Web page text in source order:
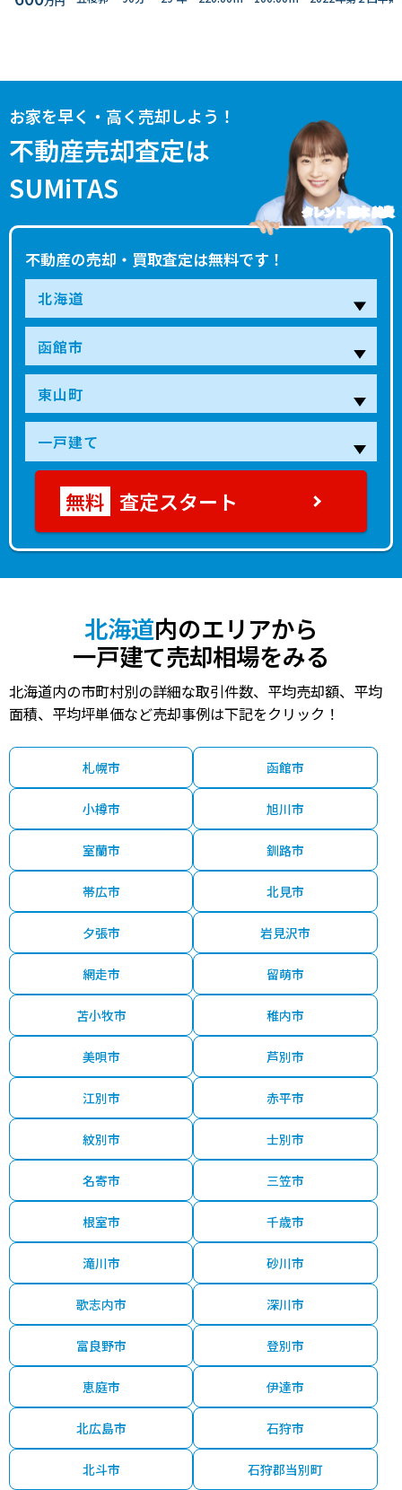
お家を早く・高く売却しよう！
不動産売却査定は
SUMiTAS
不動産の売却・買取査定は無料です！
タレント 藤本 美貴
査定スタート
北海道内のエリアから
一戸建て売却相場をみる
北海道内の市町村別の詳細な取引件数、平均売却額、平均
面積、平均坪単価など売却事例は下記をクリック！
札幌市 函館市
小樽市 旭川市
室蘭市 釧路市
帯広市 北見市
夕張市 岩見沢市
網走市 留萌市
苫小牧市 稚内市
美唄市 芦別市
江別市 赤平市
紋別市 士別市
名寄市 三笠市
根室市 千歳市
滝川市 砂川市
歌志内市 深川市
富良野市 登別市
恵庭市 伊達市
北広島市 石狩市
北斗市 石狩郡当別町